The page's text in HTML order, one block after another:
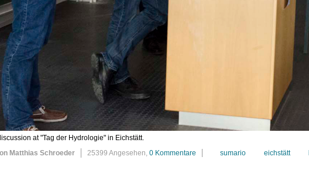
at "Tag der Hydrologie" in Eichstätt.
Matthias Schroeder
25399 Angesehen, 0 Kommentare sumario eichstätt